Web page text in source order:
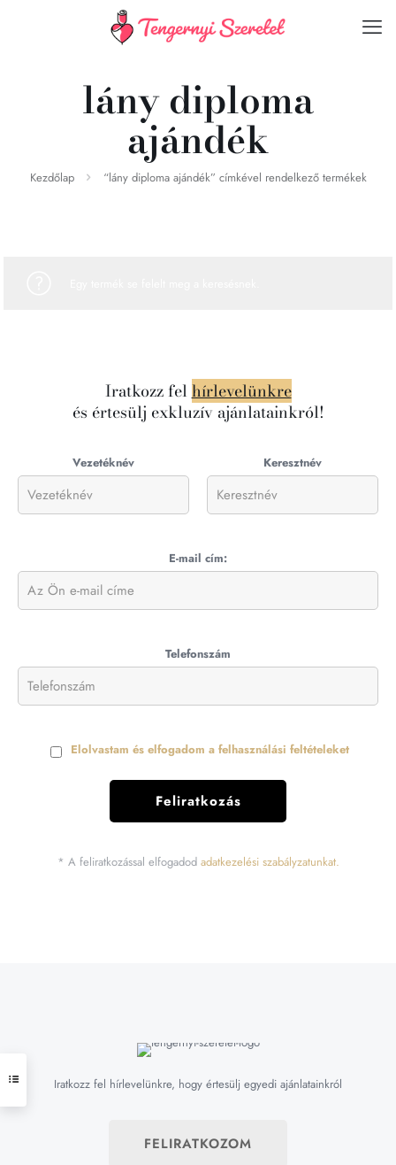
lány diploma
ajándék
Kezdőlap “lány diploma ajándék” címkével rendelkező termékek
Iratkozz felhírlevelünkre
és értesülj exkluzív ajánlatainkról!
Vezetéknév Keresztnév
E-mail cím:
Telefonszám
Elolvastam és elfogadom a felhasználási feltételeket
* A feliratkozással elfogadod adatkezelési szabályzatunkat.
Iratkozz fel hírlevelünkre, hogy értesülj egyedi ajánlatainkról
FELIRATKOZOM